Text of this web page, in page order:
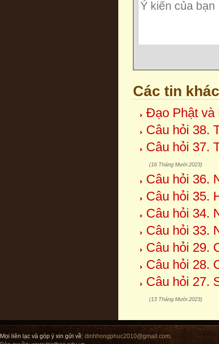
Các tin khác
Đạo Phật và
Câu hỏi 38.
Câu hỏi 37.
(16 Tháng Mười 2023)
Câu hỏi 36.
Câu hỏi 35.
Câu hỏi 34.
Câu hỏi 33.
Câu hỏi 29.
Câu hỏi 28.
Câu hỏi 27.
(13 Tháng Mười 2023)
Mọi liên lạc và góp ý xin gửi về: dinhhongphuc2010@gmail.com.